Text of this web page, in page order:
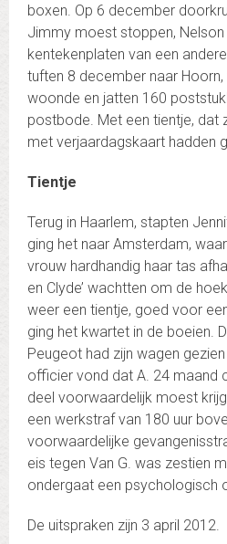
boxen. Op 6 december
Jimmy moest stoppen,
kentekenplaten van een
tuften 8 december naar
woonde en jatten 160
postbode. Met een tientje, dat
met verjaardagskaart hadden
Tientje
Terug in Haarlem, stapten
ging het naar Amsterdam,
vrouw hardhandig haar tas
en Clyde’ wachtten om de
weer een tientje, goed voor
ging het kwartet in de boeien.
Peugeot had zijn wagen
officier vond dat A. 24 maand
deel voorwaardelijk moest
een werkstraf van 180 uur
voorwaardelijke
eis tegen Van G. was zestien
ondergaat een psychologisch
De uitspraken zijn 3 april 2012.